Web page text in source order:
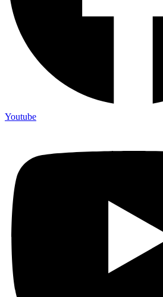
Youtube